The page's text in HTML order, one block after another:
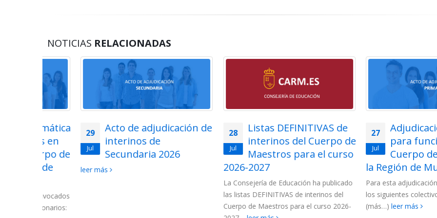
NOTICIAS RELACIONADAS
29
Acto de adjudicación de
interinos de
Secundaria 2026
leer más
28
Listas DEFINITIVAS de
interinos del Cuerpo de
Maestros para el curso
2026-2027
La Consejería de Educación ha publicado
las listas DEFINITIVAS de interinos del
Cuerpo de Maestros para el curso 2026-
27
Adjudicación
para
Cuerpo de
la Región de Murcia
Para esta adjudicación están
los siguientes colectivos de
(más…)
leer más